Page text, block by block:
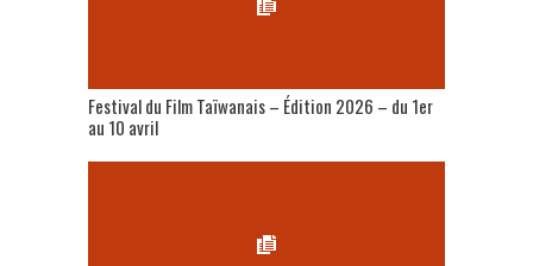
Festival du Film Taïwanais – Édition 2026 – du 1er
au 10 avril